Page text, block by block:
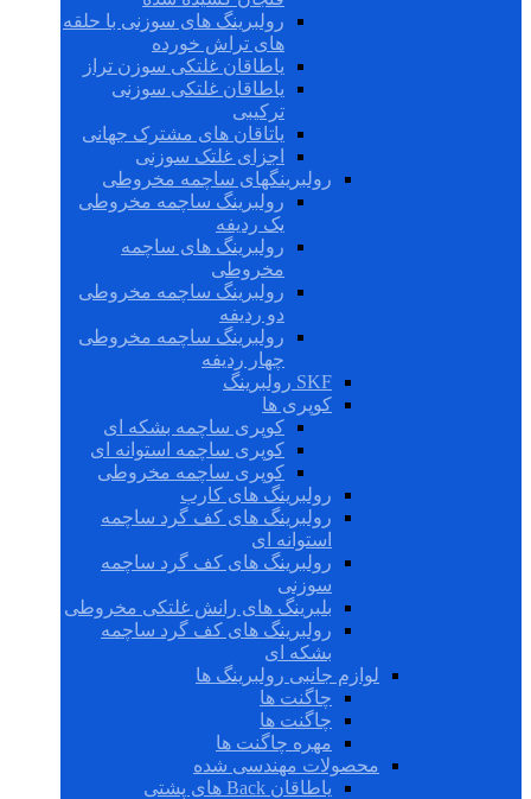
رولبرینگ های سوزنی با حلقه
های تراش خورده
یاطاقان غلتکی سوزن تراز
یاطاقان غلتکی سوزنی
ترکیبی
یاتاقان های مشترک جهانی
اجزای غلتک سوزنی
رولبرینگهای ساچمه مخروطی
رولبرینگ ساچمه مخروطی
یک ردیفه
رولبرینگ های ساچمه
مخروطی
رولبرینگ ساچمه مخروطی
دو ردیفه
رولبرینگ ساچمه مخروطی
چهار ردیفه
SKF رولبرینگ
کوپری ها
کوپری ساچمه بشکه ای
کوپری ساچمه استوانه ای
کوپری ساچمه مخروطی
رولبرینگ های کارب
رولبرینگ های کف گرد ساچمه
استوانه ای
رولبرینگ های کف گرد ساچمه
سوزنی
بلبرینگ های رانش غلتکی مخروطی
رولبرینگ های کف گرد ساچمه
بشکه ای
لوازم جانبی رولبرینگ ها
چاگنت ها
چاگنت ها
مهره چاگنت ها
محصولات مهندسی شده
یاطاقان Back های پشتی